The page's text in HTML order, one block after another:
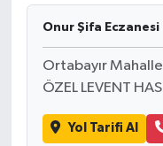
Onur Şifa Eczanesi
Ortabayır
ÖZEL LEVENT
Yol Tarifi Al